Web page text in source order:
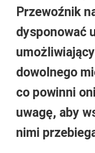
Przewoźnik
dysponować
dowolnego
co powinni
uwagę, aby
nimi